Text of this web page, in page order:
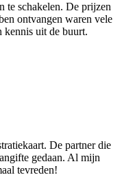
te schakelen. De prijzen
ontvangen waren vele
kennis uit de buurt.
De partner die
gedaan. Al mijn
tevreden!